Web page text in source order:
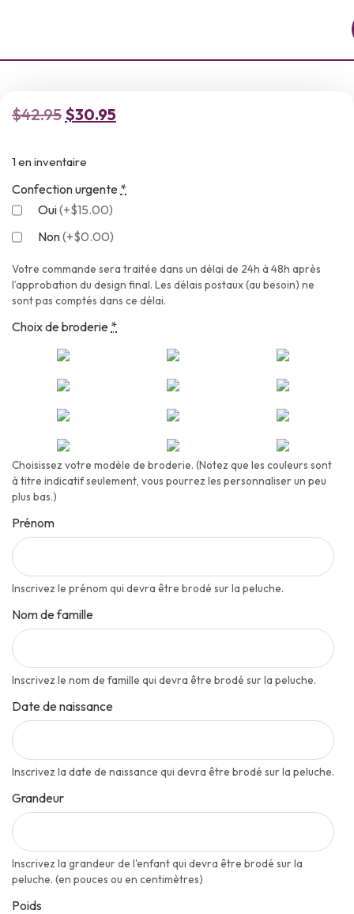
$42.95 $30.95
1 en inventaire
Confection urgente *
Oui(+$15.00)
Non(+$0.00)
Votre commande sera traitée dans un délai de 24h à 48h après
l’approbation du design final. Les délais postaux (au besoin) ne
sont pas comptés dans ce délai.
Choix de broderie *
Choisissez votre modèle de broderie. (Notez que les couleurs sont
à titre indicatif seulement, vous pourrez les personnaliser un peu
plus bas.)
Prénom
Inscrivez le prénom qui devra être brodé sur la peluche.
Nom de famille
Inscrivez le nom de famille qui devra être brodé sur la peluche.
Date de naissance
Inscrivez la date de naissance qui devra être brodé sur la peluche.
Grandeur
Inscrivez la grandeur de l'enfant qui devra être brodé sur la
peluche. (en pouces ou en centimètres)
Poids